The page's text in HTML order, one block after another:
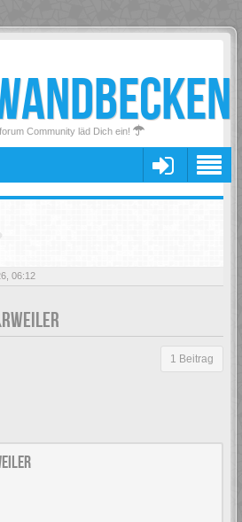
Community läd Dich ein!
06:12
1 Beitrag